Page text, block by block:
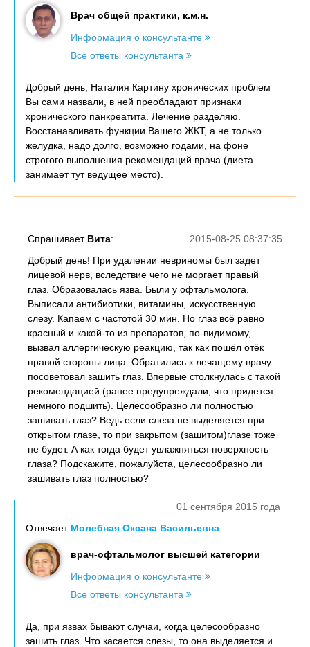
Врач общей практики, к.м.н.
Информация о консультанте
Все ответы консультанта
Добрый день, Наталия Картину хронических проблем
Вы сами назвали, в ней преобладают признаки
хронического панкреатита. Лечение разделяю.
Восстанавливать функции Вашего ЖКТ, а не только
желудка, надо долго, возможно годами, на фоне
строгого выполнения рекомендаций врача (диета
занимает тут ведущее место).
2015-08-25 08:37:35
Спрашивает Вита:
Добрый день! При удалении невриномы был задет
лицевой нерв, вследствие чего не моргает правый
глаз. Образовалась язва. Были у офтальмолога.
Выписали антибиотики, витамины, искусственную
слезу. Капаем с частотой 30 мин. Но глаз всё равно
красный и какой-то из препаратов, по-видимому,
вызвал аллергическую реакцию, так как пошёл отёк
правой стороны лица. Обратились к лечащему врачу
посоветовал зашить глаз. Впервые столкнулась с такой
рекомендацией (ранее предупреждали, что придется
немного подшить). Целесообразно ли полностью
зашивать глаз? Ведь если слеза не выделяется при
открытом глазе, то при закрытом (зашитом)глазе тоже
не будет. А как тогда будет увлажняться поверхность
глаза? Подскажите, пожалуйста, целесообразно ли
зашивать глаз полностью?
01 сентября 2015 года
Отвечает Молебная Оксана Васильевна:
врач-офтальмолог высшей категории
Информация о консультанте
Все ответы консультанта
Да, при язвах бывают случаи, когда целесообразно
зашить глаз. Что касается слезы, то она выделяется и